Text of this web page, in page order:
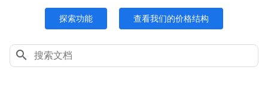
探索功能 查看我们的价格结构